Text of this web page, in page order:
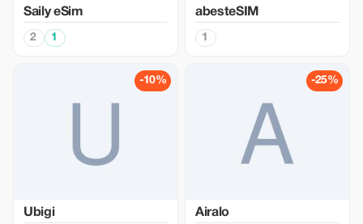
Saily eSim
2 1
abesteSIM
1
-10%
Ubigi
-25%
Airalo